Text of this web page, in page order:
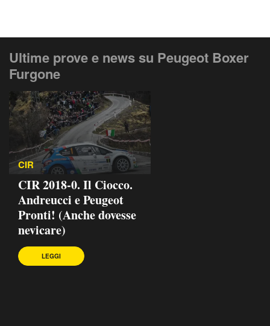
Ultime prove e news su Peugeot Boxer
Furgone
CIR
CIR 2018-0. Il Ciocco.
Andreucci e Peugeot
Pronti! (Anche dovesse
nevicare)
LEGGI